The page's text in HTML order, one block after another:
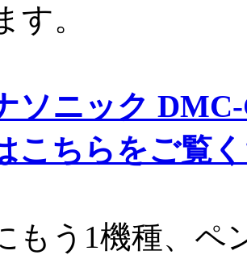
す。
ソニック
こちらをご覧
う1機種、ペ